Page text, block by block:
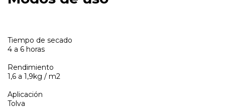
Tiempo de secado
4 a 6 horas
Rendimiento
1,6 a 1,9kg / m2
Aplicación
Tolva